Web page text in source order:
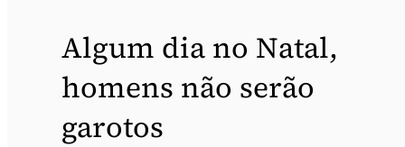
Algum dia no Natal,
homens não serão
garotos